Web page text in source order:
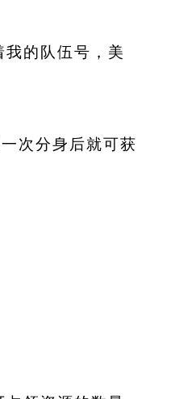
的队伍号，美
次分身后就可获